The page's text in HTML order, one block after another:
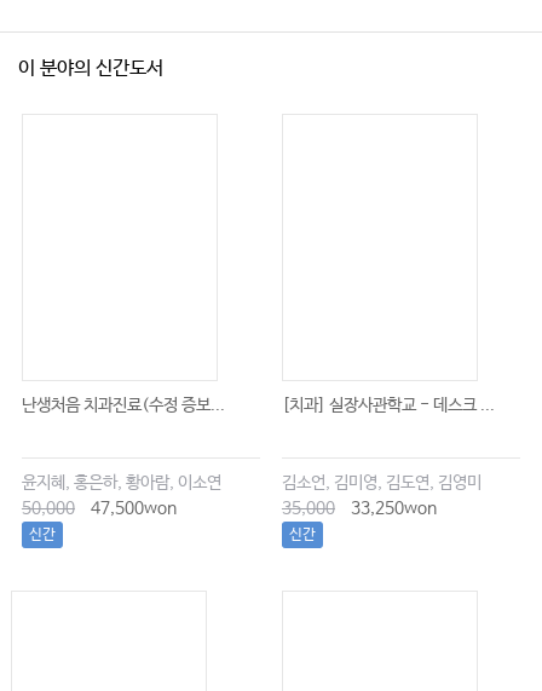
이 분야의 신간도서
난생처음 치과진료(수정 증보...
윤지혜, 홍은하, 황아람, 이소연
50,000
47,500won
신간
[치과] 실장사관학교 - 데스크 ...
김소언, 김미영, 김도연, 김영미
35,000
33,250won
신간